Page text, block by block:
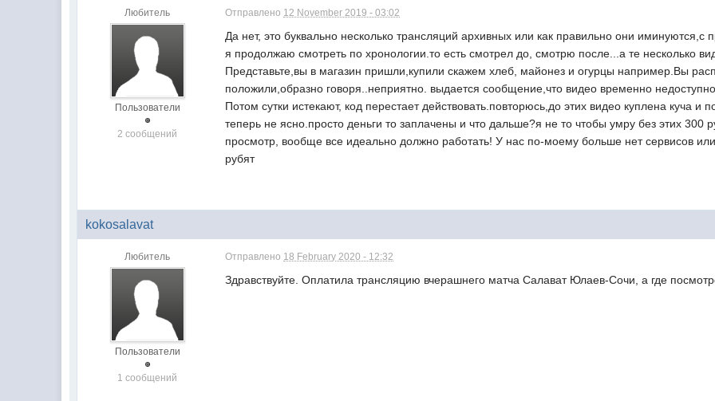
Любитель
Пользователи
2 сообщений
Отправлено 12 November 2019 - 03:02
Да нет, это буквально несколько трансляций архивных или как правильно они иминуются,с
я продолжаю смотреть по хронологии.то есть смотрел до, смотрю после...а те несколько
Представьте,вы в магазин пришли,купили скажем хлеб, майонез и огурцы например.Вы
положили,образно говоря..неприятно. выдается сообщение,что видео временно
Потом сутки истекают, код перестает действовать.повторюсь,до этих видео куплена куча
теперь не ясно.просто деньги то заплачены и что дальше?я не то чтобы умру без этих 300
просмотр, вообще все идеально должно работать! У нас по-моему больше нет сервисов
рубят
kokosalavat
Любитель
Пользователи
1 сообщений
Отправлено 18 February 2020 - 12:32
Здравствуйте. Оплатила трансляцию вчерашнего матча Салават Юлаев-Сочи, а где